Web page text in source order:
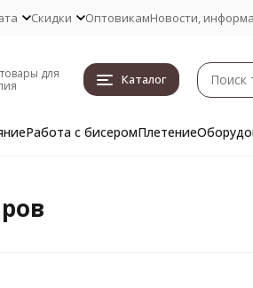
Скидки ОптовикамНовости,
для
Каталог
Работа с бисеромПлетение